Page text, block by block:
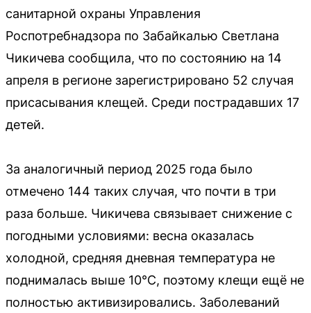
санитарной охраны Управления
Роспотребнадзора по Забайкалью Светлана
Чикичева сообщила, что по состоянию на 14
апреля в регионе зарегистрировано 52 случая
присасывания клещей. Среди пострадавших 17
детей.
За аналогичный период 2025 года было
отмечено 144 таких случая, что почти в три
раза больше. Чикичева связывает снижение с
погодными условиями: весна оказалась
холодной, средняя дневная температура не
поднималась выше 10°C, поэтому клещи ещё не
полностью активизировались. Заболеваний